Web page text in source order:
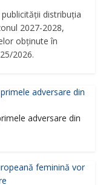
distribuția
2027-2028,
obținute în
2026.
adversare din